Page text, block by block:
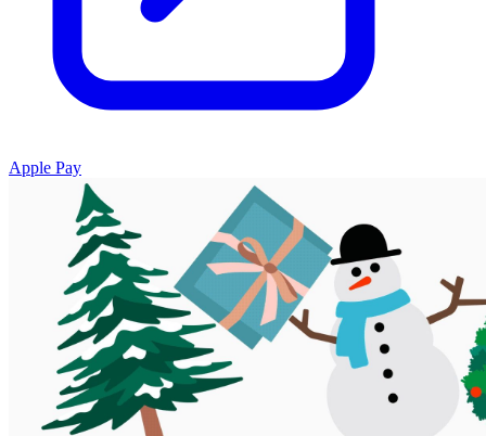
Apple Pay